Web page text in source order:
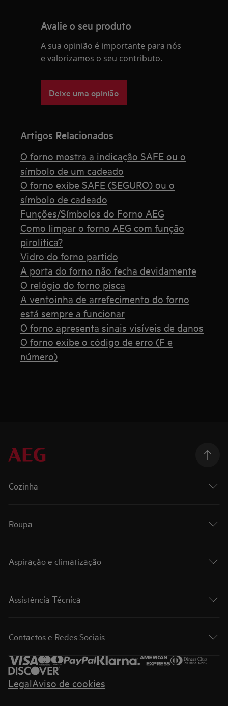
Avalie o seu produto
A sua opinião é importante para nós
e valorizamos o seu contributo.
Deixe uma opinião
Artigos Relacionados
O forno mostra a indicação SAFE ou o
símbolo de um cadeado
O forno exibe SAFE (SEGURO) ou o
símbolo de cadeado
Funções/Símbolos do Forno AEG
Como limpar o forno AEG com função
pirolítica?
Vidro do forno partido
A porta do forno não fecha devidamente
O relógio do forno pisca
A ventoinha de arrefecimento do forno
está sempre a funcionar
O forno apresenta sinais visíveis de danos
O forno exibe o código de erro (F e
número)
Cozinha
Roupa
Aspiração e climatização
Assistência Técnica
Contactos e Redes Sociais
LegalAviso de cookies